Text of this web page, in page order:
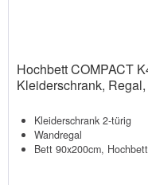
Hochbett COMPACT
Kleiderschrank, Regal,
Kleiderschrank 2-türig
Wandregal
Bett 90x200cm,